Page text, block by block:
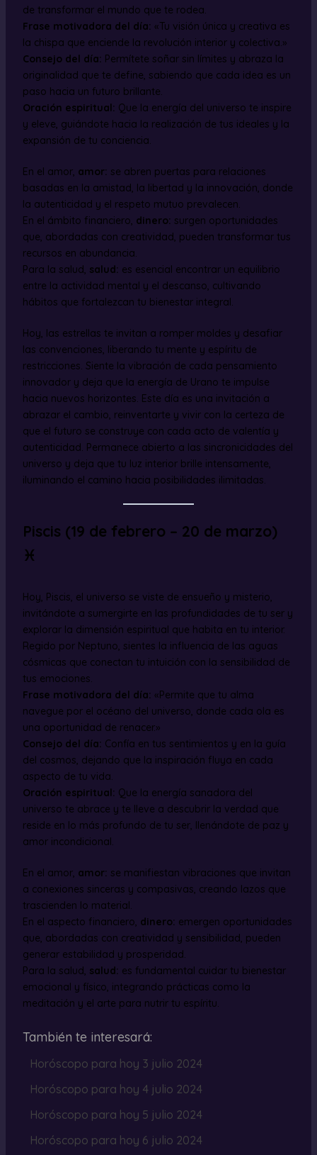
de transformar el mundo que te rodea.
Frase motivadora del día: «Tu visión única y creativa es
la chispa que enciende la revolución interior y colectiva.»
Consejo del día: Permítete soñar sin límites y abraza la
originalidad que te define, sabiendo que cada idea es un
paso hacia un futuro brillante.
Oración espiritual: Que la energía del universo te inspire
y eleve, guiándote hacia la realización de tus ideales y la
expansión de tu conciencia.
En el amor, amor: se abren puertas para relaciones
basadas en la amistad, la libertad y la innovación, donde
la autenticidad y el respeto mutuo prevalecen.
En el ámbito financiero, dinero: surgen oportunidades
que, abordadas con creatividad, pueden transformar tus
recursos en abundancia.
Para la salud, salud: es esencial encontrar un equilibrio
entre la actividad mental y el descanso, cultivando
hábitos que fortalezcan tu bienestar integral.
Hoy, las estrellas te invitan a romper moldes y desafiar
las convenciones, liberando tu mente y espíritu de
restricciones. Siente la vibración de cada pensamiento
innovador y deja que la energía de Urano te impulse
hacia nuevos horizontes. Este día es una invitación a
abrazar el cambio, reinventarte y vivir con la certeza de
que el futuro se construye con cada acto de valentía y
autenticidad. Permanece abierto a las sincronicidades del
universo y deja que tu luz interior brille intensamente,
iluminando el camino hacia posibilidades ilimitadas.
Piscis (19 de febrero – 20 de marzo)
♓
Hoy, Piscis, el universo se viste de ensueño y misterio,
invitándote a sumergirte en las profundidades de tu ser y
explorar la dimensión espiritual que habita en tu interior.
Regido por Neptuno, sientes la influencia de las aguas
cósmicas que conectan tu intuición con la sensibilidad de
tus emociones.
Frase motivadora del día: «Permite que tu alma
navegue por el océano del universo, donde cada ola es
una oportunidad de renacer.»
Consejo del día: Confía en tus sentimientos y en la guía
del cosmos, dejando que la inspiración fluya en cada
aspecto de tu vida.
Oración espiritual: Que la energía sanadora del
universo te abrace y te lleve a descubrir la verdad que
reside en lo más profundo de tu ser, llenándote de paz y
amor incondicional.
En el amor, amor: se manifiestan vibraciones que invitan
a conexiones sinceras y compasivas, creando lazos que
trascienden lo material.
En el aspecto financiero, dinero: emergen oportunidades
que, abordadas con creatividad y sensibilidad, pueden
generar estabilidad y prosperidad.
Para la salud, salud: es fundamental cuidar tu bienestar
emocional y físico, integrando prácticas como la
meditación y el arte para nutrir tu espíritu.
También te interesará:
Horóscopo para hoy 3 julio 2024
Horóscopo para hoy 4 julio 2024
Horóscopo para hoy 5 julio 2024
Horóscopo para hoy 6 julio 2024